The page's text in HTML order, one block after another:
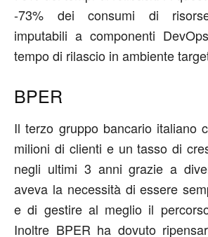
-73% dei consumi di
imputabili a componenti
tempo di rilascio in ambiente
BPER
Il terzo gruppo bancario italiano
milioni di clienti e un tasso di
negli ultimi 3 anni grazie a
aveva la necessità di essere
e di gestire al meglio il
Inoltre BPER ha dovuto